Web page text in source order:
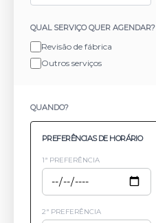
QUAL SERVIÇO QUER AGENDAR?
Revisão de fábrica
Outros serviços
QUANDO?
PREFERÊNCIAS DE HORÁRIO
1ª PREFERÊNCIA
2ª PREFERÊNCIA